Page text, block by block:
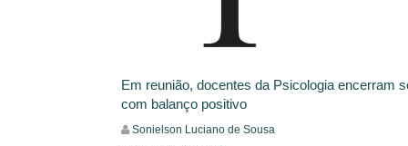
Em reunião, docentes da Psicologia encerram
com balanço positivo
Sonielson Luciano de Sousa